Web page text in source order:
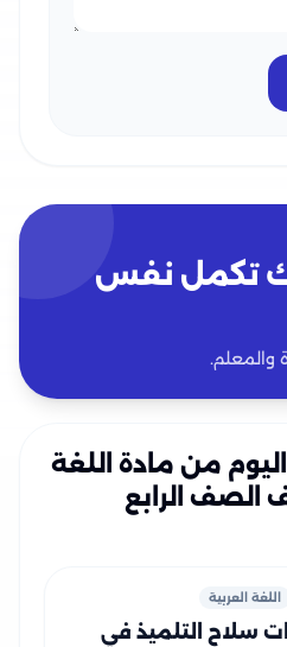
تكمل نفس
والمعلم.
اليوم من مادة اللغة
الصف الرابع
اللغة العربية
سلاح التلميذ في